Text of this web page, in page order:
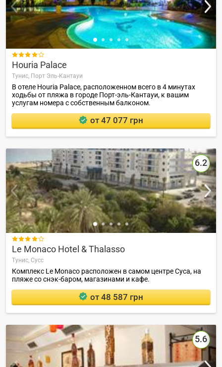

Houria Palace
Тунис, Порт Эль-Кантауи
В отеле Houria Palace, расположенном всего в 4 минутах
ходьбы от пляжа в городе Порт-эль-Кантауи, к вашим
услугам номера с собственным балконом.
от 47 077 грн
6.2

Le Monaco Hotel & Thalasso
Тунис, Сусс
Комплекс Le Monaco расположен в самом центре Суса, на
пляже со снэк-баром, магазинами и кафе.
от 48 587 грн
5.6